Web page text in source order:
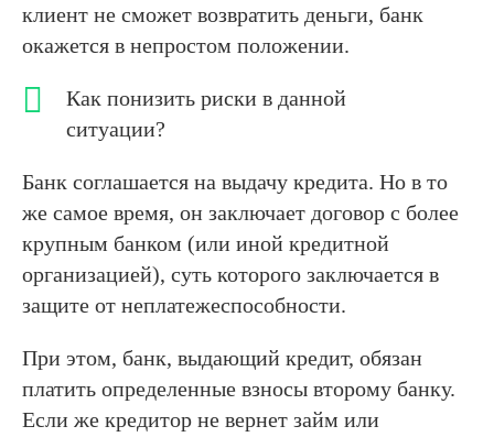
клиент не сможет возвратить деньги, банк
окажется в непростом положении.
Как понизить риски в данной
ситуации?
Банк соглашается на выдачу кредита. Но в то
же самое время, он заключает договор с более
крупным банком (или иной кредитной
организацией), суть которого заключается в
защите от неплатежеспособности.
При этом, банк, выдающий кредит, обязан
платить определенные взносы второму банку.
Если же кредитор не вернет займ или